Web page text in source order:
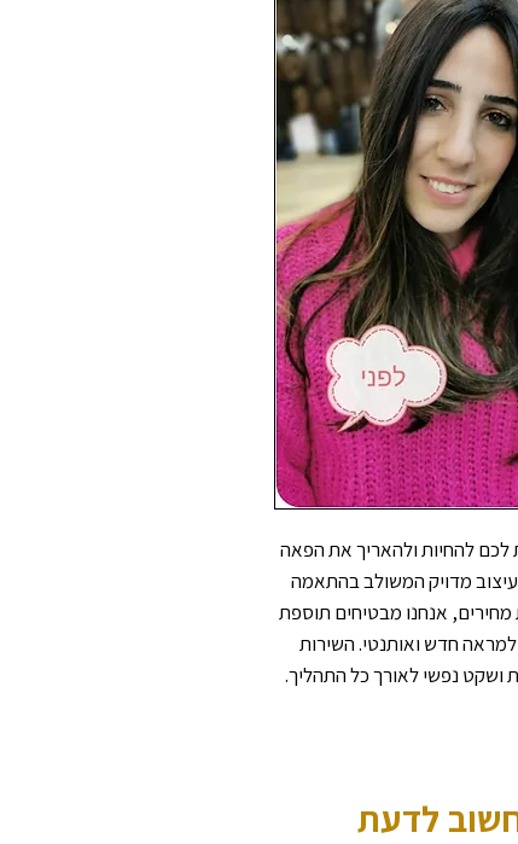
להחיות ולהאריך את הפאה
מדויק המשולב בהתאמה
מחירים, אנחנו מבטיחים תוספת
חדש ואותנטי. השירות
ושקט נפשי לאורך כל התהליך.
לדעת